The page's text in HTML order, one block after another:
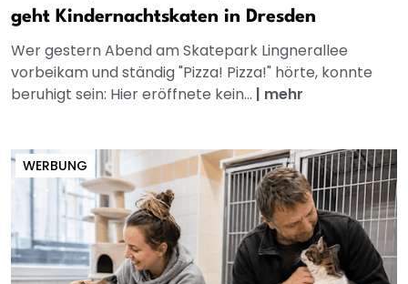
geht Kindernachtskaten in Dresden
Wer gestern Abend am Skatepark Lingnerallee
vorbeikam und ständig "Pizza! Pizza!" hörte, konnte
beruhigt sein: Hier eröffnete kein... | mehr
WERBUNG